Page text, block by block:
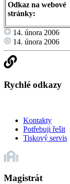
Odkaz na webové
stránky:
14. února 2006
14. února 2006
Rychlé odkazy
Kontakty
Potřebuji řešit
Tiskový servis
Magistrát